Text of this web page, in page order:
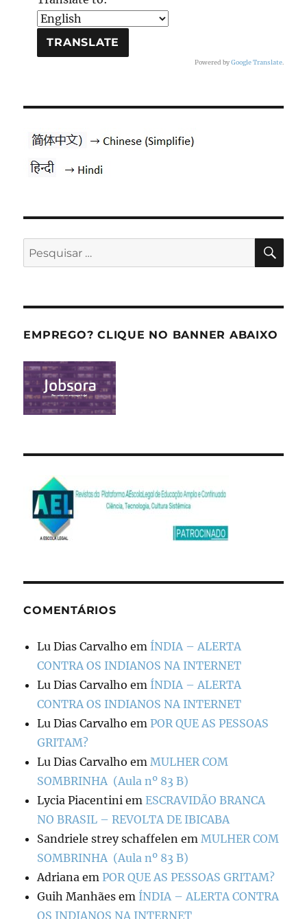
Powered byGoogle Translate.
Pesquisar
por:
EMPREGO? CLIQUE NO BANNER ABAIXO
COMENTÁRIOS
Lu Dias Carvalho em ÍNDIA – ALERTA
CONTRA OS INDIANOS NA INTERNET
Lu Dias Carvalho em ÍNDIA – ALERTA
CONTRA OS INDIANOS NA INTERNET
Lu Dias Carvalho emPOR QUE AS PESSOAS
GRITAM?
Lu Dias Carvalho emMULHER COM
SOMBRINHA (Aula nº 83 B)
Lycia Piacentini emESCRAVIDÃO BRANCA
NO BRASIL – REVOLTA DE IBICABA
Sandriele strey schaffelen emMULHER COM
SOMBRINHA (Aula nº 83 B)
Adriana emPOR QUE AS PESSOAS GRITAM?
Guih Manhães em ÍNDIA – ALERTA CONTRA
OS INDIANOS NA INTERNET